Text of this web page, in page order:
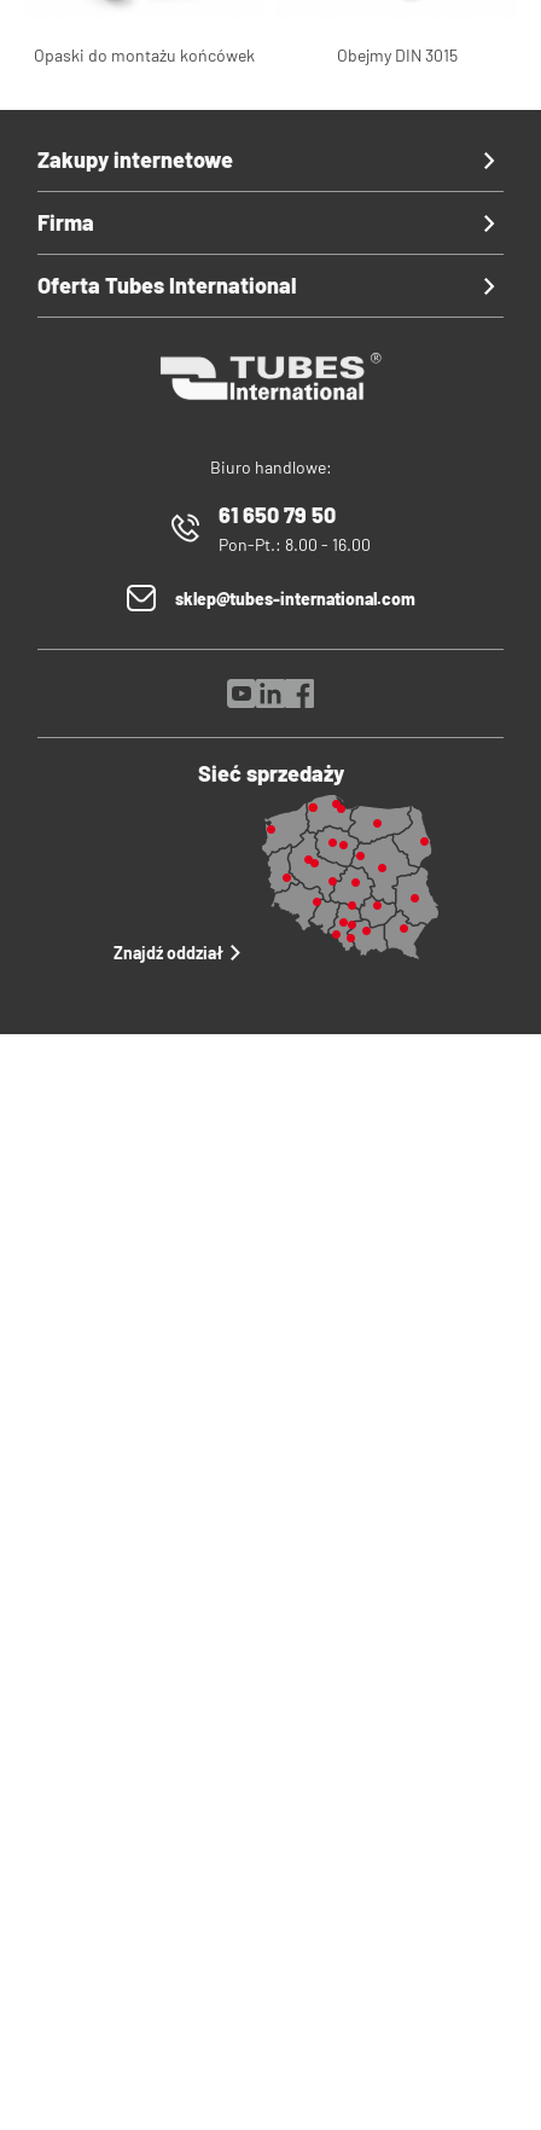
Opaski do montażu końcówek Obejmy DIN 3015
Biuro handlowe:
61 650 79 50
Pon-Pt.: 8.00 - 16.00
sklep@tubes-international.com
Zakupy internetowe
Firma
Oferta Tubes International
Sieć sprzedaży
Znajdź oddział